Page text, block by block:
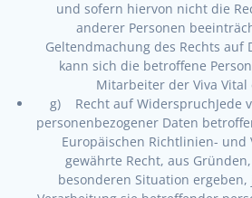
und sofern hiervon nicht die
anderer Personen
Geltendmachung des Rechts
kann sich die betroffene
Mitarbeiter der Viva Vital
g) Recht auf WiderspruchJede
personenbezogener Daten
Europäischen Richtlinien- und
gewährte Recht, aus
besonderen Situation